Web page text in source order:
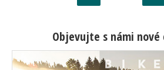
Objevujte s námi nové